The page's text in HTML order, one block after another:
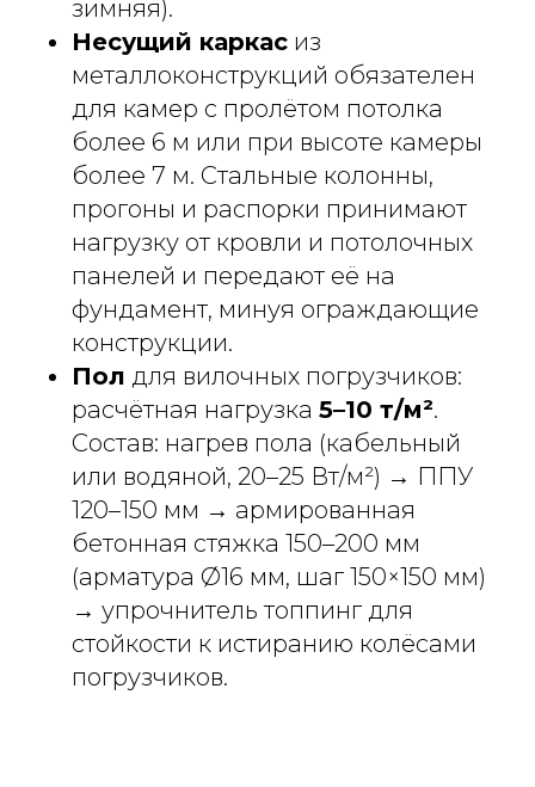
зимняя).
Несущий каркас из
металлоконструкций обязателен
для камер с пролётом потолка
более 6 м или при высоте камеры
более 7 м. Стальные колонны,
прогоны и распорки принимают
нагрузку от кровли и потолочных
панелей и передают её на
фундамент, минуя ограждающие
конструкции.
Пол для вилочных погрузчиков:
расчётная нагрузка 5–10 т/м².
Состав: нагрев пола (кабельный
или водяной, 20–25 Вт/м²) → ППУ
120–150 мм → армированная
бетонная стяжка 150–200 мм
(арматура Ø16 мм, шаг 150×150 мм)
→ упрочнитель топпинг для
стойкости к истиранию колёсами
погрузчиков.